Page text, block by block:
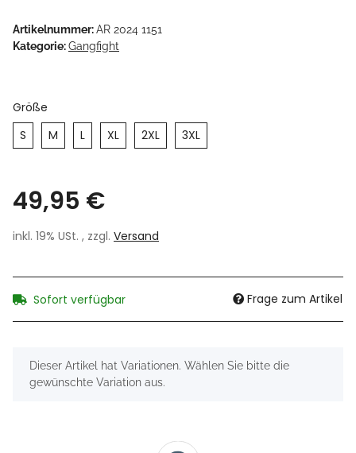
Artikelnummer:AR 2024 1151
Kategorie:Gangfight
Größe
S
M L XL 2XL 3XL
49,95 €
inkl. 19% USt. , zzgl. Versand
Sofort verfügbar Frage zum Artikel
xDieser Artikel hat Variationen. Wählen Sie bitte die
gewünschte Variation aus.